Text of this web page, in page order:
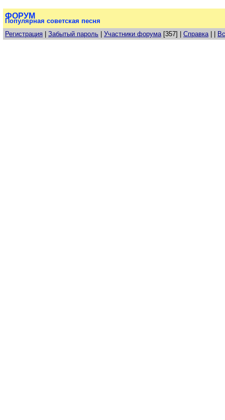
ФОРУМ
Популярная советская песня
Регистрация
Забытый пароль Участники форума[357] | Справка| |